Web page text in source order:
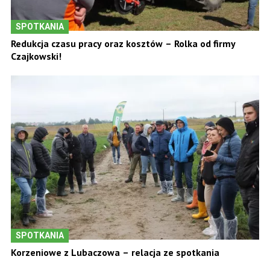
SPOTKANIA
Redukcja czasu pracy oraz kosztów – Rolka od firmy
Czajkowski!
SPOTKANIA
Korzeniowe z Lubaczowa – relacja ze spotkania